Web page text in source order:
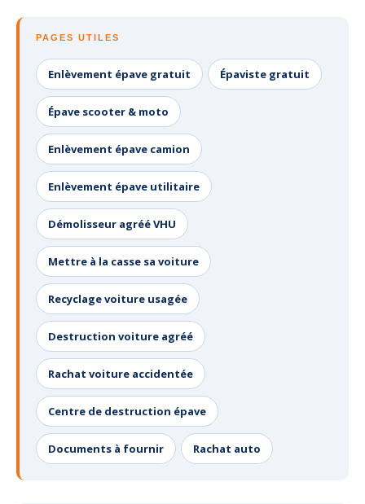
PAGES UTILES
Enlèvement épave gratuit Épaviste gratuit
Épave scooter & moto
Enlèvement épave camion
Enlèvement épave utilitaire
Démolisseur agréé VHU
Mettre à la casse sa voiture
Recyclage voiture usagée
Destruction voiture agréé
Rachat voiture accidentée
Centre de destruction épave
Documents à fournir Rachat auto